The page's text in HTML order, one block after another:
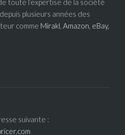
plusieurs années des
comme Mirakl Amazon eBay,
suivante :